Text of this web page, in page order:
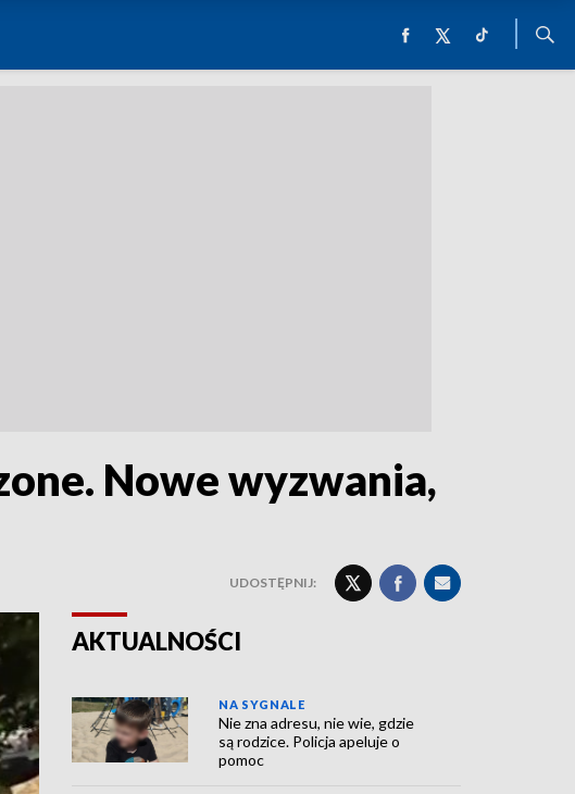
Nowe wyzwania,
UDOSTĘPNIJ:
AKTUALNOŚCI
NA SYGNALE
Nie zna adresu, nie wie, gdzie
są rodzice. Policja apeluje o
pomoc